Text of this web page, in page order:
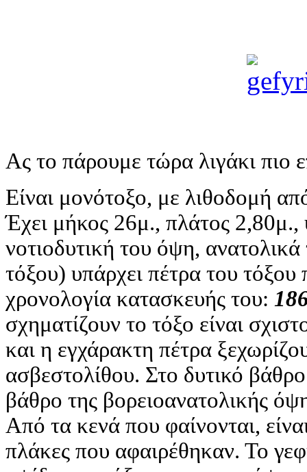
Ας το πάρουμε τώρα λιγάκι πιο
Είναι μονότοξο, με λιθοδομή
Έχει μήκος 26μ., πλάτος
νοτιοδυτική του όψη,
τόξου) υπάρχει πέτρα του τόξου
χρονολογία κατασκευής του:
σχηματίζουν το τόξο είναι
και η εγχάρακτη πέτρα
ασβεστολίθου. Στο δυτικό
βάθρο της βορειοανατολικής
Από τα κενά που φαίνονται,
πλάκες που αφαιρέθηκαν. Το